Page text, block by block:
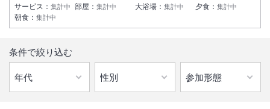
サービス ： 集計中 部屋 ： 集計中 大浴場 ： 集計中 夕食 ： 集計中
朝食 ： 集計中
条件で絞り込む